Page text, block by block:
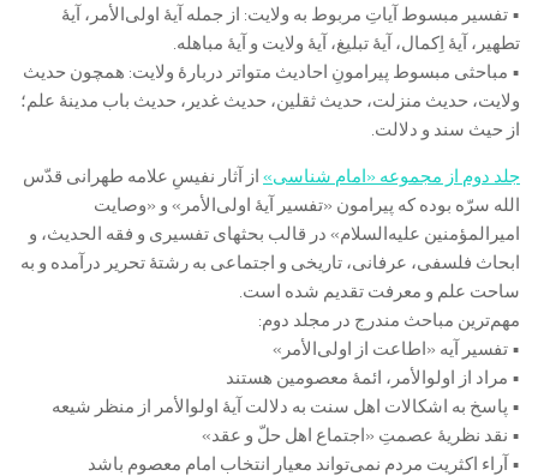
• تفسیر مبسوط آیاتِ مربوط به ولایت: از جمله آیۀ اولی‌الأمر، آیۀ
تطهیر، آیۀ اِکمال، آیۀ تبلیغ، آیۀ ولایت و آیۀ مباهله.
• مباحثی مبسوط پیرامونِ احادیث متواتر دربارۀ ولایت: همچون حدیث
ولایت، حدیث منزلت، حدیث ثقلین، حدیث غدیر، حدیث باب مدینۀ علم؛
از حیث سند و دلالت.
جلد دوم از مجموعه «امام شناسی» از آثار نفیسِ علامه طهرانی قدّس
الله سرّه بوده که پیرامون «تفسیر آیۀ اولی‌الأمر» و «وصایت
امیرالمؤمنین علیه‌السلام» در قالب بحثهای تفسیری و فقه الحدیث، و
ابحاث فلسفی، عرفانی، تاریخی و اجتماعی به رشتۀ تحریر درآمده و به
ساحت علم و معرفت تقدیم شده است.
مهم‌ترین مباحث مندرج در مجلد دوم:
• تفسیر آیه «اطاعت از اولی‌الأمر»
• مراد از اولوالأمر، ائمۀ معصومین هستند
• پاسخ به اشکالات اهل سنت به دلالت آیۀ اولوالأمر از منظر شیعه
• نقد نظریۀ عصمتِ «اجتماع اهل حلّ و عقد»
• آراء اکثریت مردم نمی‌تواند معیار انتخاب امام معصوم باشد